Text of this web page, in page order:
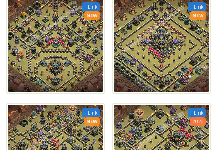
+ Link
NEW
+ Link
NEW
+ Link
NEW
+ Link
2026